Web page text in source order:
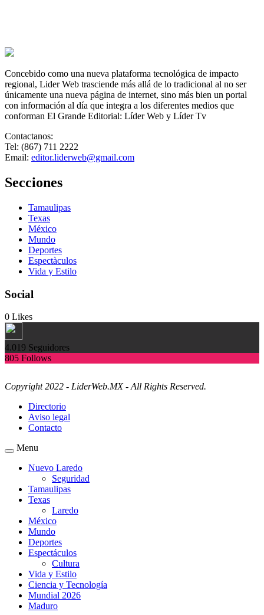
Concebido como una nueva plataforma tecnológica de impacto
regional, Lider Web trasciende más allá de lo tradicional al no ser
únicamente una nueva página de internet, sino más bien un portal
con información al día que integra a los diferentes medios que
conforman El Grande Editorial: Líder Web y Líder Tv
Contactanos:
Tel: (867) 711 2222
Email: editor.liderweb@gmail.com
Secciones
Tamaulipas
Texas
México
Mundo
Deportes
Espectàculos
Vida y Estilo
Social
0 Likes
4.019 Seguidores
805 Follows
Copyright 2022 - LiderWeb.MX - All Rights Reserved.
Directorio
Aviso legal
Contacto
Menu
Nuevo Laredo
Seguridad
Tamaulipas
Texas
Laredo
México
Mundo
Deportes
Espectáculos
Cultura
Vida y Estilo
Ciencia y Tecnología
Mundial 2026
Maduro